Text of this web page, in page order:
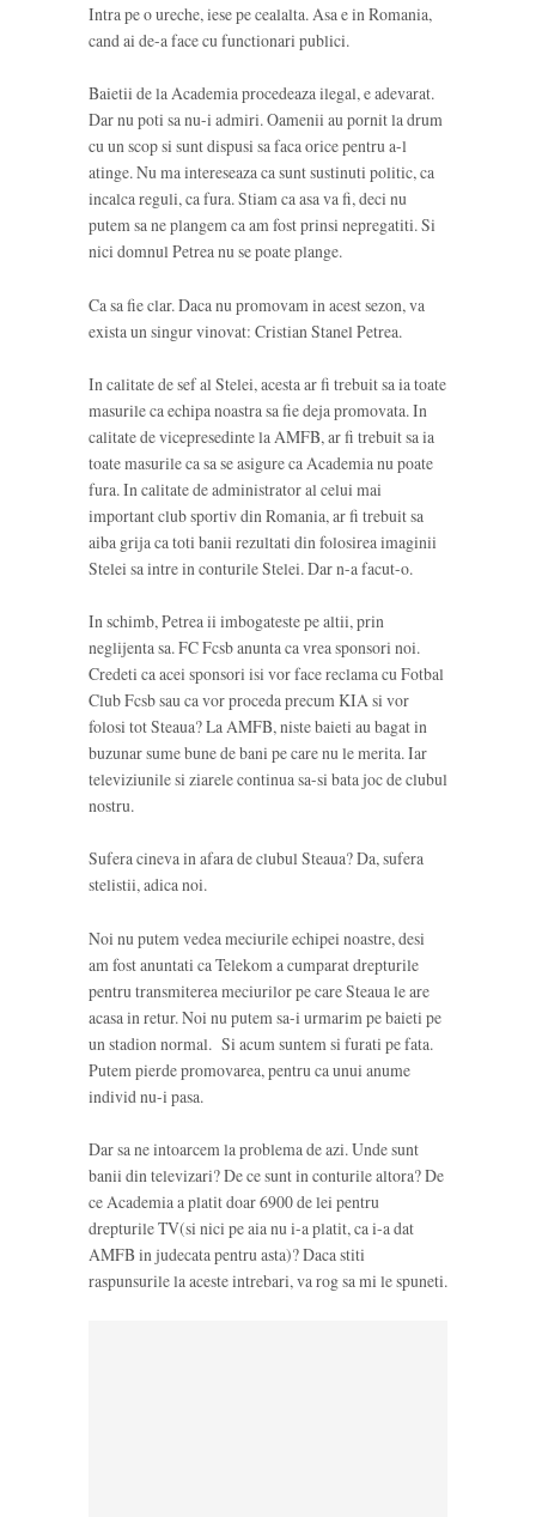
Intra pe o ureche, iese pe cealalta. Asa e in Romania,
cand ai de-a face cu functionari publici.
Baietii de la Academia procedeaza ilegal, e adevarat.
Dar nu poti sa nu-i admiri. Oamenii au pornit la drum
cu un scop si sunt dispusi sa faca orice pentru a-l
atinge. Nu ma intereseaza ca sunt sustinuti politic, ca
incalca reguli, ca fura. Stiam ca asa va fi, deci nu
putem sa ne plangem ca am fost prinsi nepregatiti. Si
nici domnul Petrea nu se poate plange.
Ca sa fie clar. Daca nu promovam in acest sezon, va
exista un singur vinovat: Cristian Stanel Petrea.
In calitate de sef al Stelei, acesta ar fi trebuit sa ia toate
masurile ca echipa noastra sa fie deja promovata. In
calitate de vicepresedinte la AMFB, ar fi trebuit sa ia
toate masurile ca sa se asigure ca Academia nu poate
fura. In calitate de administrator al celui mai
important club sportiv din Romania, ar fi trebuit sa
aiba grija ca toti banii rezultati din folosirea imaginii
Stelei sa intre in conturile Stelei. Dar n-a facut-o.
In schimb, Petrea ii imbogateste pe altii, prin
neglijenta sa. FC Fcsb anunta ca vrea sponsori noi.
Credeti ca acei sponsori isi vor face reclama cu Fotbal
Club Fcsb sau ca vor proceda precum KIA si vor
folosi tot Steaua? La AMFB, niste baieti au bagat in
buzunar sume bune de bani pe care nu le merita. Iar
televiziunile si ziarele continua sa-si bata joc de clubul
nostru.
Sufera cineva in afara de clubul Steaua? Da, sufera
stelistii, adica noi.
Noi nu putem vedea meciurile echipei noastre, desi
am fost anuntati ca Telekom a cumparat drepturile
pentru transmiterea meciurilor pe care Steaua le are
acasa in retur. Noi nu putem sa-i urmarim pe baieti pe
un stadion normal. Si acum suntem si furati pe fata.
Putem pierde promovarea, pentru ca unui anume
individ nu-i pasa.
Dar sa ne intoarcem la problema de azi. Unde sunt
banii din televizari? De ce sunt in conturile altora? De
ce Academia a platit doar 6900 de lei pentru
drepturile TV(si nici pe aia nu i-a platit, ca i-a dat
AMFB in judecata pentru asta)? Daca stiti
raspunsurile la aceste intrebari, va rog sa mi le spuneti.